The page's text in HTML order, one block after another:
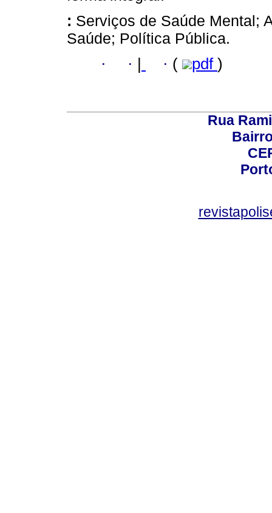
: Serviços de Saúde Mental;
Saúde; Política Pública.
· · · ( pdf )
Rua